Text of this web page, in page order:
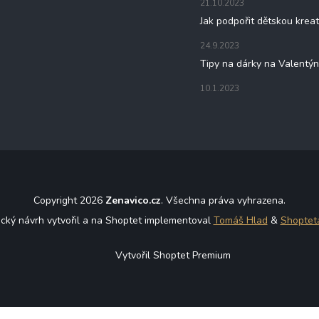
21.10.2023
Jak podpořit dětskou
24.9.2023
Tipy na dárky na
10.1.2023
Copyright 2026 Zenavico.cz. Všechna práva vyhrazena.
návrh vytvořil a na Shoptet implementoval Tomáš Hlad &
Vytvořil Shoptet Premium